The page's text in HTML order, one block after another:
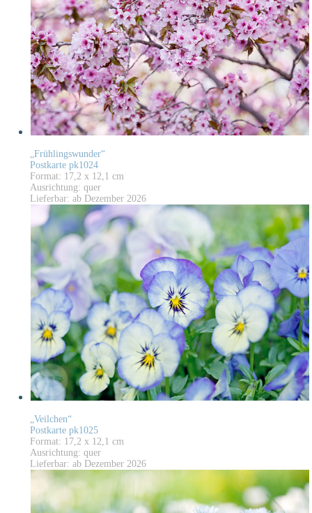
„Frühlingswunder“
Postkarte pk1024
Format: 17,2 x 12,1 cm
Ausrichtung: quer
Lieferbar: ab Dezember 2026
„Veilchen“
Postkarte pk1025
Format: 17,2 x 12,1 cm
Ausrichtung: quer
Lieferbar: ab Dezember 2026